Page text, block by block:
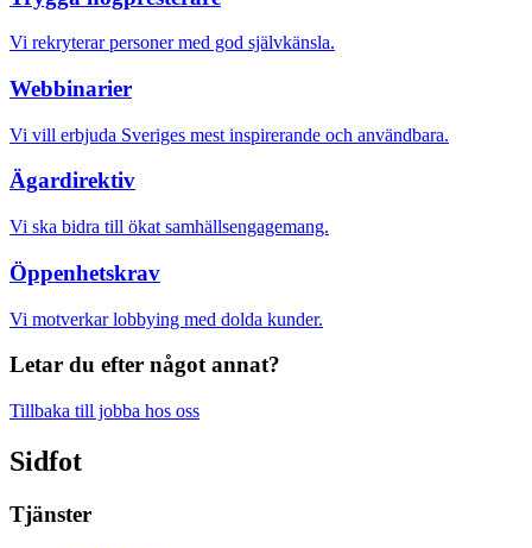
Vi rekryterar personer med god självkänsla.
Webbinarier
Vi vill erbjuda Sveriges mest inspirerande och användbara.
Ägardirektiv
Vi ska bidra till ökat samhällsengagemang.
Öppenhetskrav
Vi motverkar lobbying med dolda kunder.
Letar du efter något annat?
Tillbaka till jobba hos oss
Sidfot
Tjänster